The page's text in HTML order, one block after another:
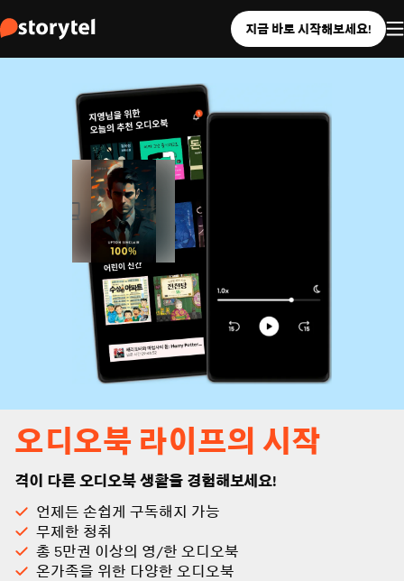
지금 바로 시작해보세요!
오디오북 라이프의 시작
격이 다른 오디오북 생활을 경험해보세요!
언제든 손쉽게 구독해지 가능
무제한 청취
총 5만권 이상의 영/한 오디오북
온가족을 위한 다양한 오디오북